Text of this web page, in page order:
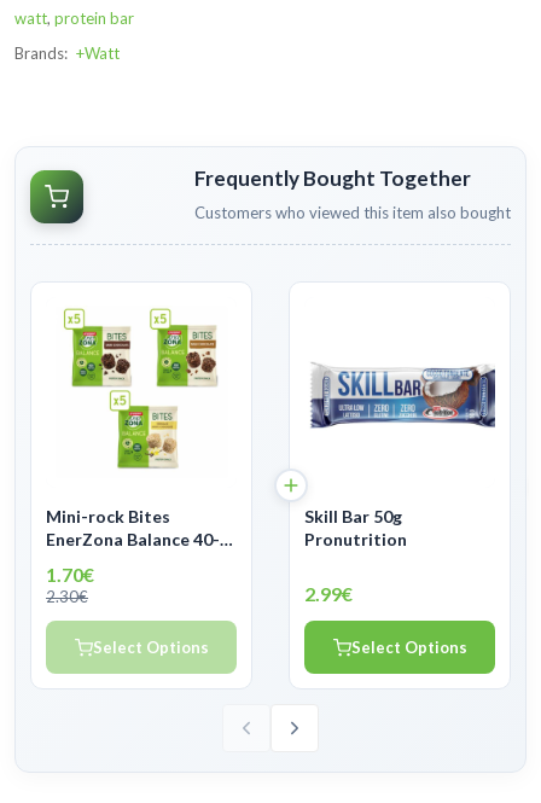
watt, protein bar
Brands: +Watt
Frequently Bought Together
Customers who viewed this item also bought
Mini-rock Bites
EnerZona Balance 40-
1.70€
2.30€
Select Options
Skill Bar 50g
Pronutrition
2.99€
Select Options